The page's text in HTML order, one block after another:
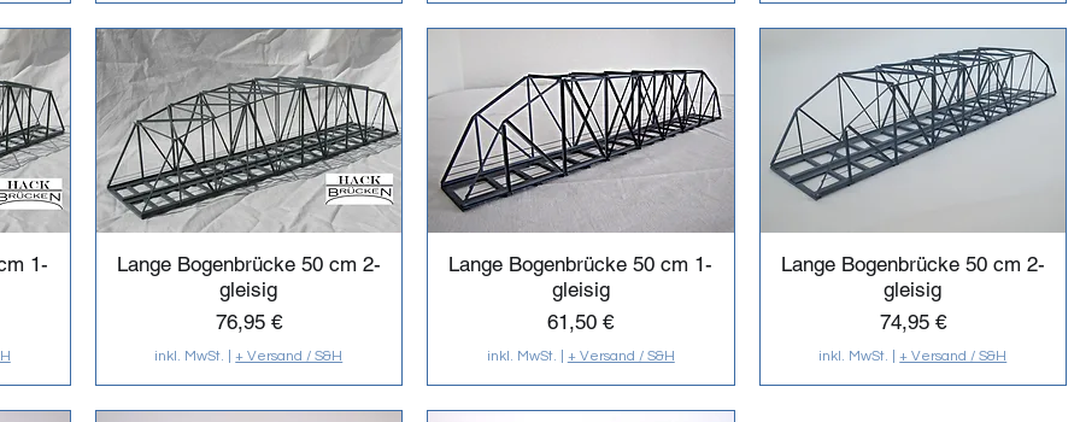
1-
Lange Bogenbrücke 50 cm 2-
gleisig
Preis
76,95 €
inkl. MwSt. |+ Versand / S&H
Lange Bogenbrücke 50 cm 1-
gleisig
Preis
61,50 €
inkl. MwSt. + Versand / S&H
Lange Bogenbrücke 50 cm 2-
gleisig
Preis
74,95 €
inkl. MwSt. |+ Versand / S&H